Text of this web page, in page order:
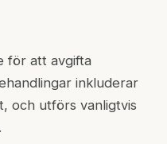
för att avgifta
inkluderar
och utförs vanligtvis